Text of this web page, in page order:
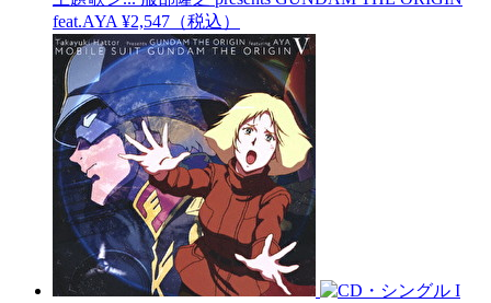
feat.AYA ¥2,547（税込）
I